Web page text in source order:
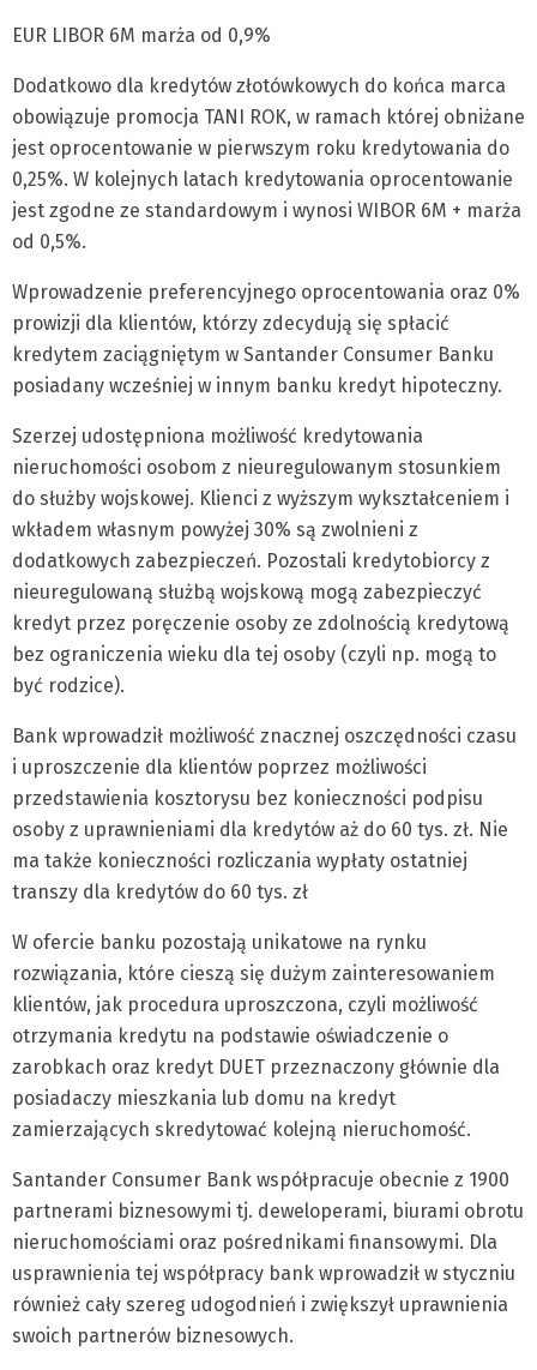
EUR LIBOR 6M marża od 0,9%
Dodatkowo dla kredytów złotówkowych do końca marca
obowiązuje promocja TANI ROK, w ramach której obniżane
jest oprocentowanie w pierwszym roku kredytowania do
0,25%. W kolejnych latach kredytowania oprocentowanie
jest zgodne ze standardowym i wynosi WIBOR 6M + marża
od 0,5%.
Wprowadzenie preferencyjnego oprocentowania oraz 0%
prowizji dla klientów, którzy zdecydują się spłacić
kredytem zaciągniętym w Santander Consumer Banku
posiadany wcześniej w innym banku kredyt hipoteczny.
Szerzej udostępniona możliwość kredytowania
nieruchomości osobom z nieuregulowanym stosunkiem
do służby wojskowej. Klienci z wyższym wykształceniem i
wkładem własnym powyżej 30% są zwolnieni z
dodatkowych zabezpieczeń. Pozostali kredytobiorcy z
nieuregulowaną służbą wojskową mogą zabezpieczyć
kredyt przez poręczenie osoby ze zdolnością kredytową
bez ograniczenia wieku dla tej osoby (czyli np. mogą to
być rodzice).
Bank wprowadził możliwość znacznej oszczędności czasu
i uproszczenie dla klientów poprzez możliwości
przedstawienia kosztorysu bez konieczności podpisu
osoby z uprawnieniami dla kredytów aż do 60 tys. zł. Nie
ma także konieczności rozliczania wypłaty ostatniej
transzy dla kredytów do 60 tys. zł
W ofercie banku pozostają unikatowe na rynku
rozwiązania, które cieszą się dużym zainteresowaniem
klientów, jak procedura uproszczona, czyli możliwość
otrzymania kredytu na podstawie oświadczenie o
zarobkach oraz kredyt DUET przeznaczony głównie dla
posiadaczy mieszkania lub domu na kredyt
zamierzających skredytować kolejną nieruchomość.
Santander Consumer Bank współpracuje obecnie z 1900
partnerami biznesowymi tj. deweloperami, biurami obrotu
nieruchomościami oraz pośrednikami finansowymi. Dla
usprawnienia tej współpracy bank wprowadził w styczniu
również cały szereg udogodnień i zwiększył uprawnienia
swoich partnerów biznesowych.